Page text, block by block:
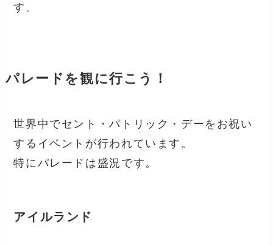
す。
パレードを観に行こう！
世界中でセント・パトリック・デーをお祝い
するイベントが行われています。
特にパレードは盛況です。
アイルランド